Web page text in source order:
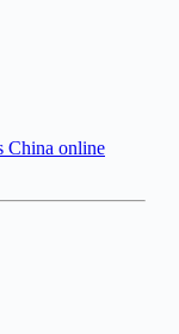
China online